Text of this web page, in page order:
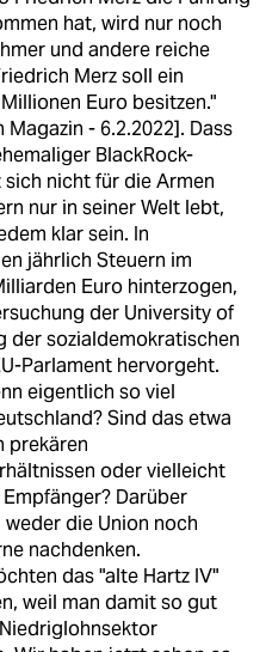
hat, wird nur noch
und andere reiche
Merz soll ein
Euro besitzen."
Magazin - 6.2.2022]. Dass
BlackRock-
nicht für die Armen
nur in seiner Welt lebt,
klar sein. In
jährlich Steuern im
Euro hinterzogen,
der University of
der sozialdemokratischen
Parlament hervorgeht.
eigentlich so viel
Sind das etwa
prekären
oder vielleicht
Darüber
die Union noch
nachdenken.
das "alte Hartz IV"
weil man damit so gut